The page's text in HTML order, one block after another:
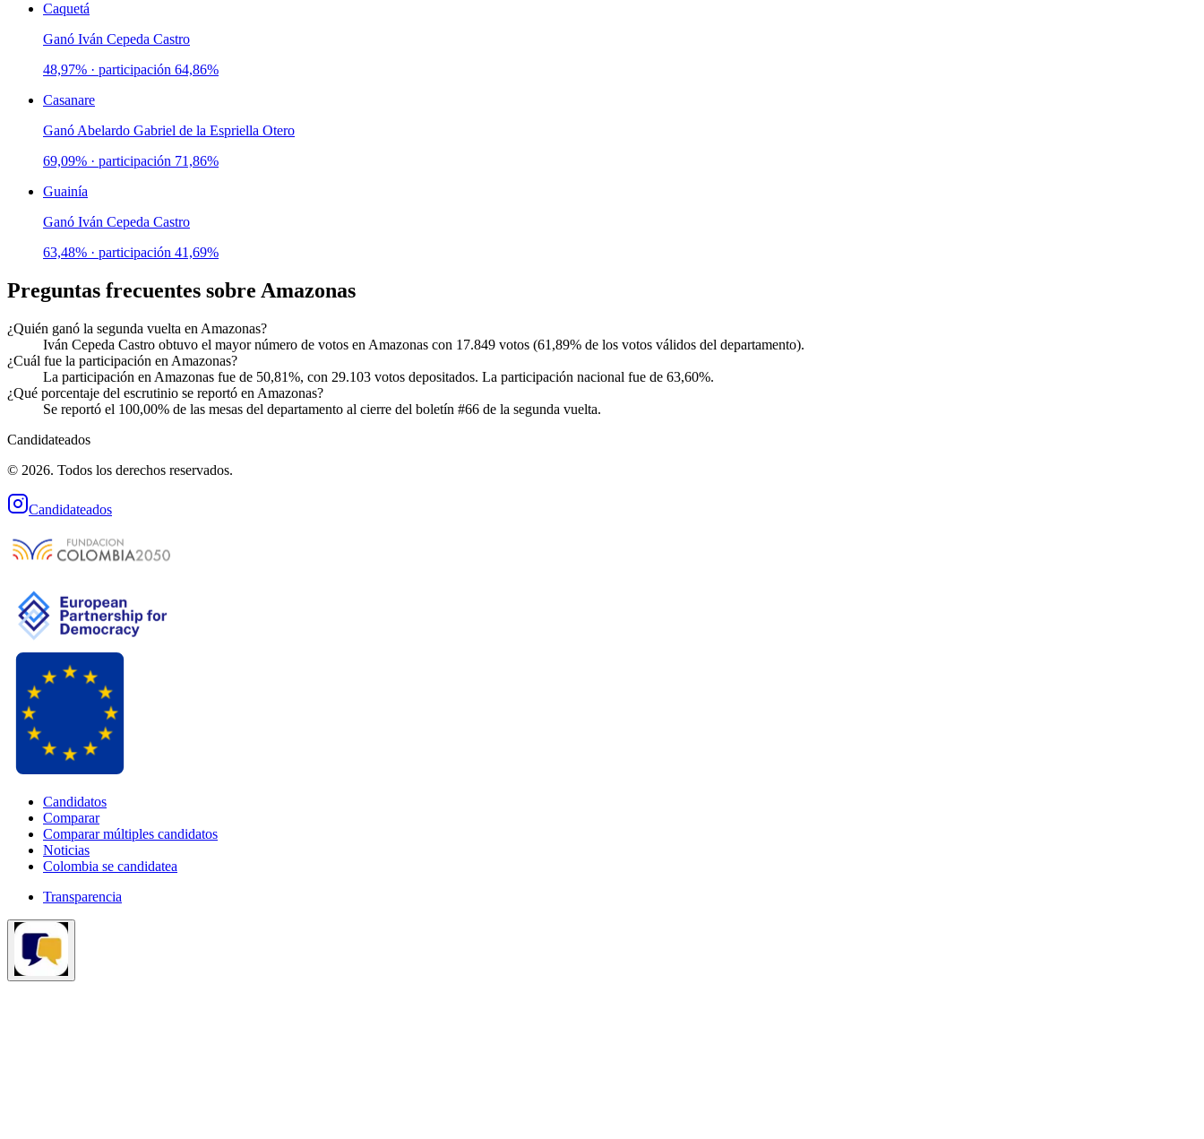
Caquetá
Ganó Iván Cepeda Castro
48,97% · participación 64,86%
Casanare
Ganó Abelardo Gabriel de la Espriella Otero
69,09% · participación 71,86%
Guainía
Ganó Iván Cepeda Castro
63,48% · participación 41,69%
Preguntas frecuentes sobre Amazonas
¿Quién ganó la segunda vuelta en Amazonas?
Iván Cepeda Castro obtuvo el mayor número de votos en Amazonas con 17.849 votos (61,89% de los votos válidos del departamento).
¿Cuál fue la participación en Amazonas?
La participación en Amazonas fue de 50,81%, con 29.103 votos depositados. La participación nacional fue de 63,60%.
¿Qué porcentaje del escrutinio se reportó en Amazonas?
Se reportó el 100,00% de las mesas del departamento al cierre del boletín #66 de la segunda vuelta.
Candidateados
© 2026. Todos los derechos reservados.
Candidateados
Candidatos
Comparar
Comparar múltiples candidatos
Noticias
Colombia se candidatea
Transparencia